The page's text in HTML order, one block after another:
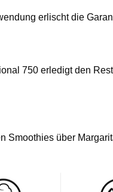
erlischt die
750 erledigt den
Smoothies über